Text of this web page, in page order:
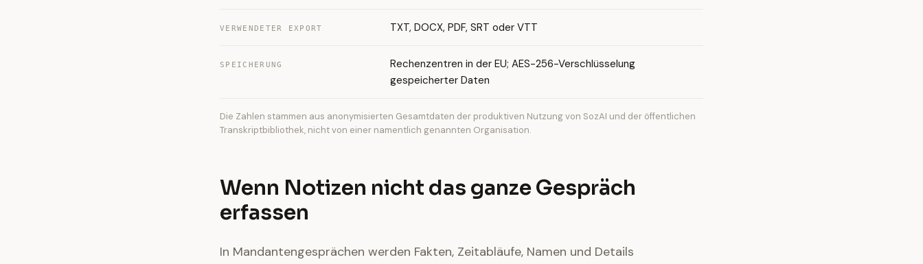
VERWENDETER EXPORT TXT, DOCX, PDF, SRT oder VTT
SPEICHERUNG
Rechenzentren in der EU; AES-256-Verschlüsselung
gespeicherter Daten
Die Zahlen stammen aus anonymisierten Gesamtdaten der produktiven Nutzung von SozAI und der öffentlichen
Transkriptbibliothek, nicht von einer namentlich genannten Organisation.
Wenn Notizen nicht das ganze Gespräch
erfassen
In Mandantengesprächen werden Fakten, Zeitabläufe, Namen und Details